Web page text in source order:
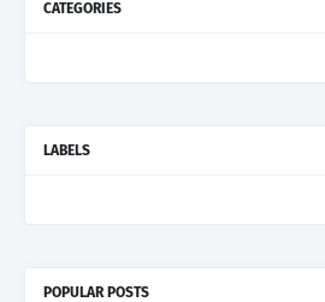
CATEGORIES
LABELS
POPULAR POSTS